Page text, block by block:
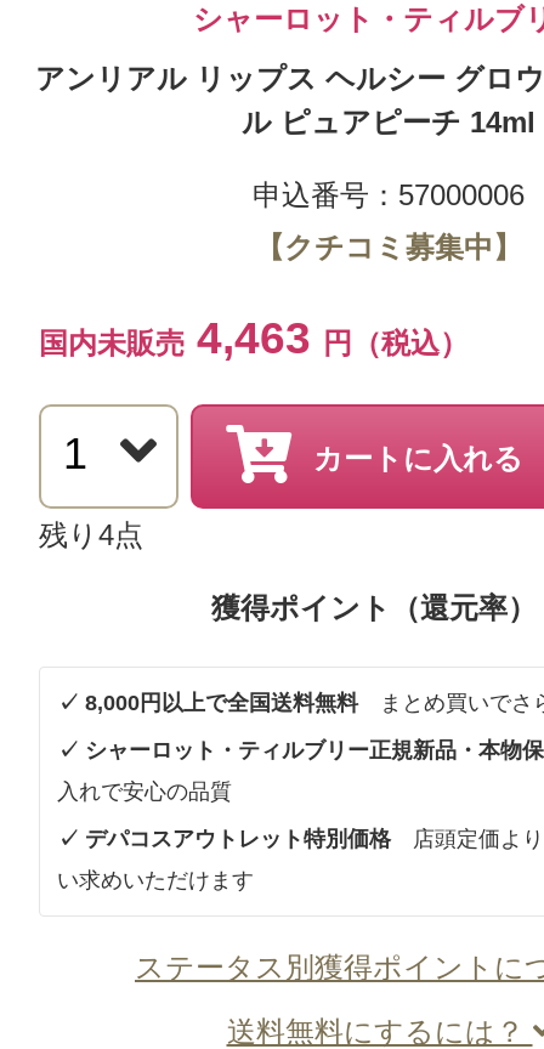
シャーロット・ティルブ
アンリアル リップス ヘルシー グロ
ル ピュアピーチ 14ml
申込番号：57000006
【クチコミ募集中】
国内未販売 4,463 円（税込）
カートに入れる
残り4点
獲得ポイント（還元率）
✓ 8,000円以上で全国送料無料まとめ買いでさ
✓ シャーロット・ティルブリー正規新品・本物
入れで安心の品質
✓ デパコスアウトレット特別価格店頭定価より
い求めいただけます
ステータス別獲得ポイントに
送料無料にするには？